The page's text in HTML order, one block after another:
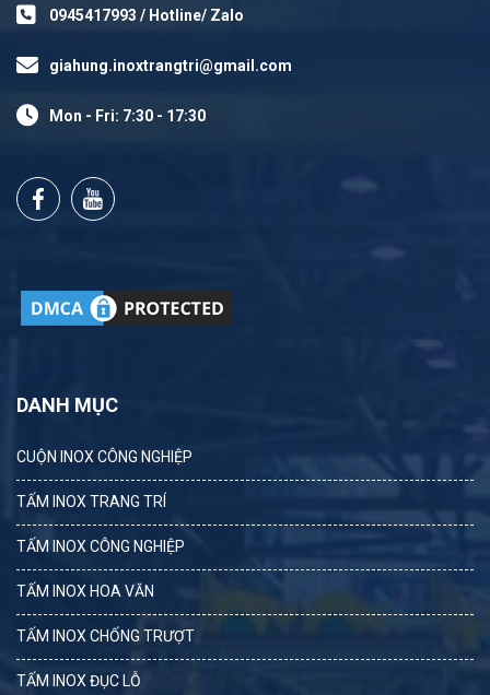
0945417993 / Hotline/ Zalo
giahung.inoxtrangtri@gmail.com
Mon - Fri: 7:30 - 17:30
DANH MỤC
CUỘN INOX CÔNG NGHIỆP
TẤM INOX TRANG TRÍ
TẤM INOX CÔNG NGHIỆP
TẤM INOX HOA VĂN
TẤM INOX CHỐNG TRƯỢT
TẤM INOX ĐỤC LỖ